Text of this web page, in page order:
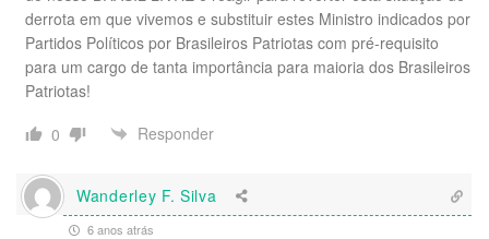
derrota em que vivemos e substituir estes Ministro indicados por
Partidos Políticos por Brasileiros Patriotas com pré-requisito
para um cargo de tanta importância para maioria dos Brasileiros
Patriotas!
0
Responder
Wanderley F. Silva
6 anos atrás